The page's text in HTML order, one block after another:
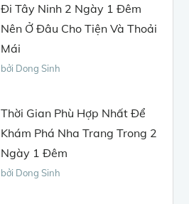
Đi Tây Ninh 2 Ngày 1 Đêm
Nên Ở Đâu Cho Tiện Và Thoải
Mái
bởi Dong Sinh
Thời Gian Phù Hợp Nhất Để
Khám Phá Nha Trang Trong 2
Ngày 1 Đêm
bởi Dong Sinh